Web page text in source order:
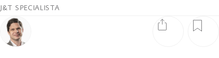
J&T SPECIALISTA